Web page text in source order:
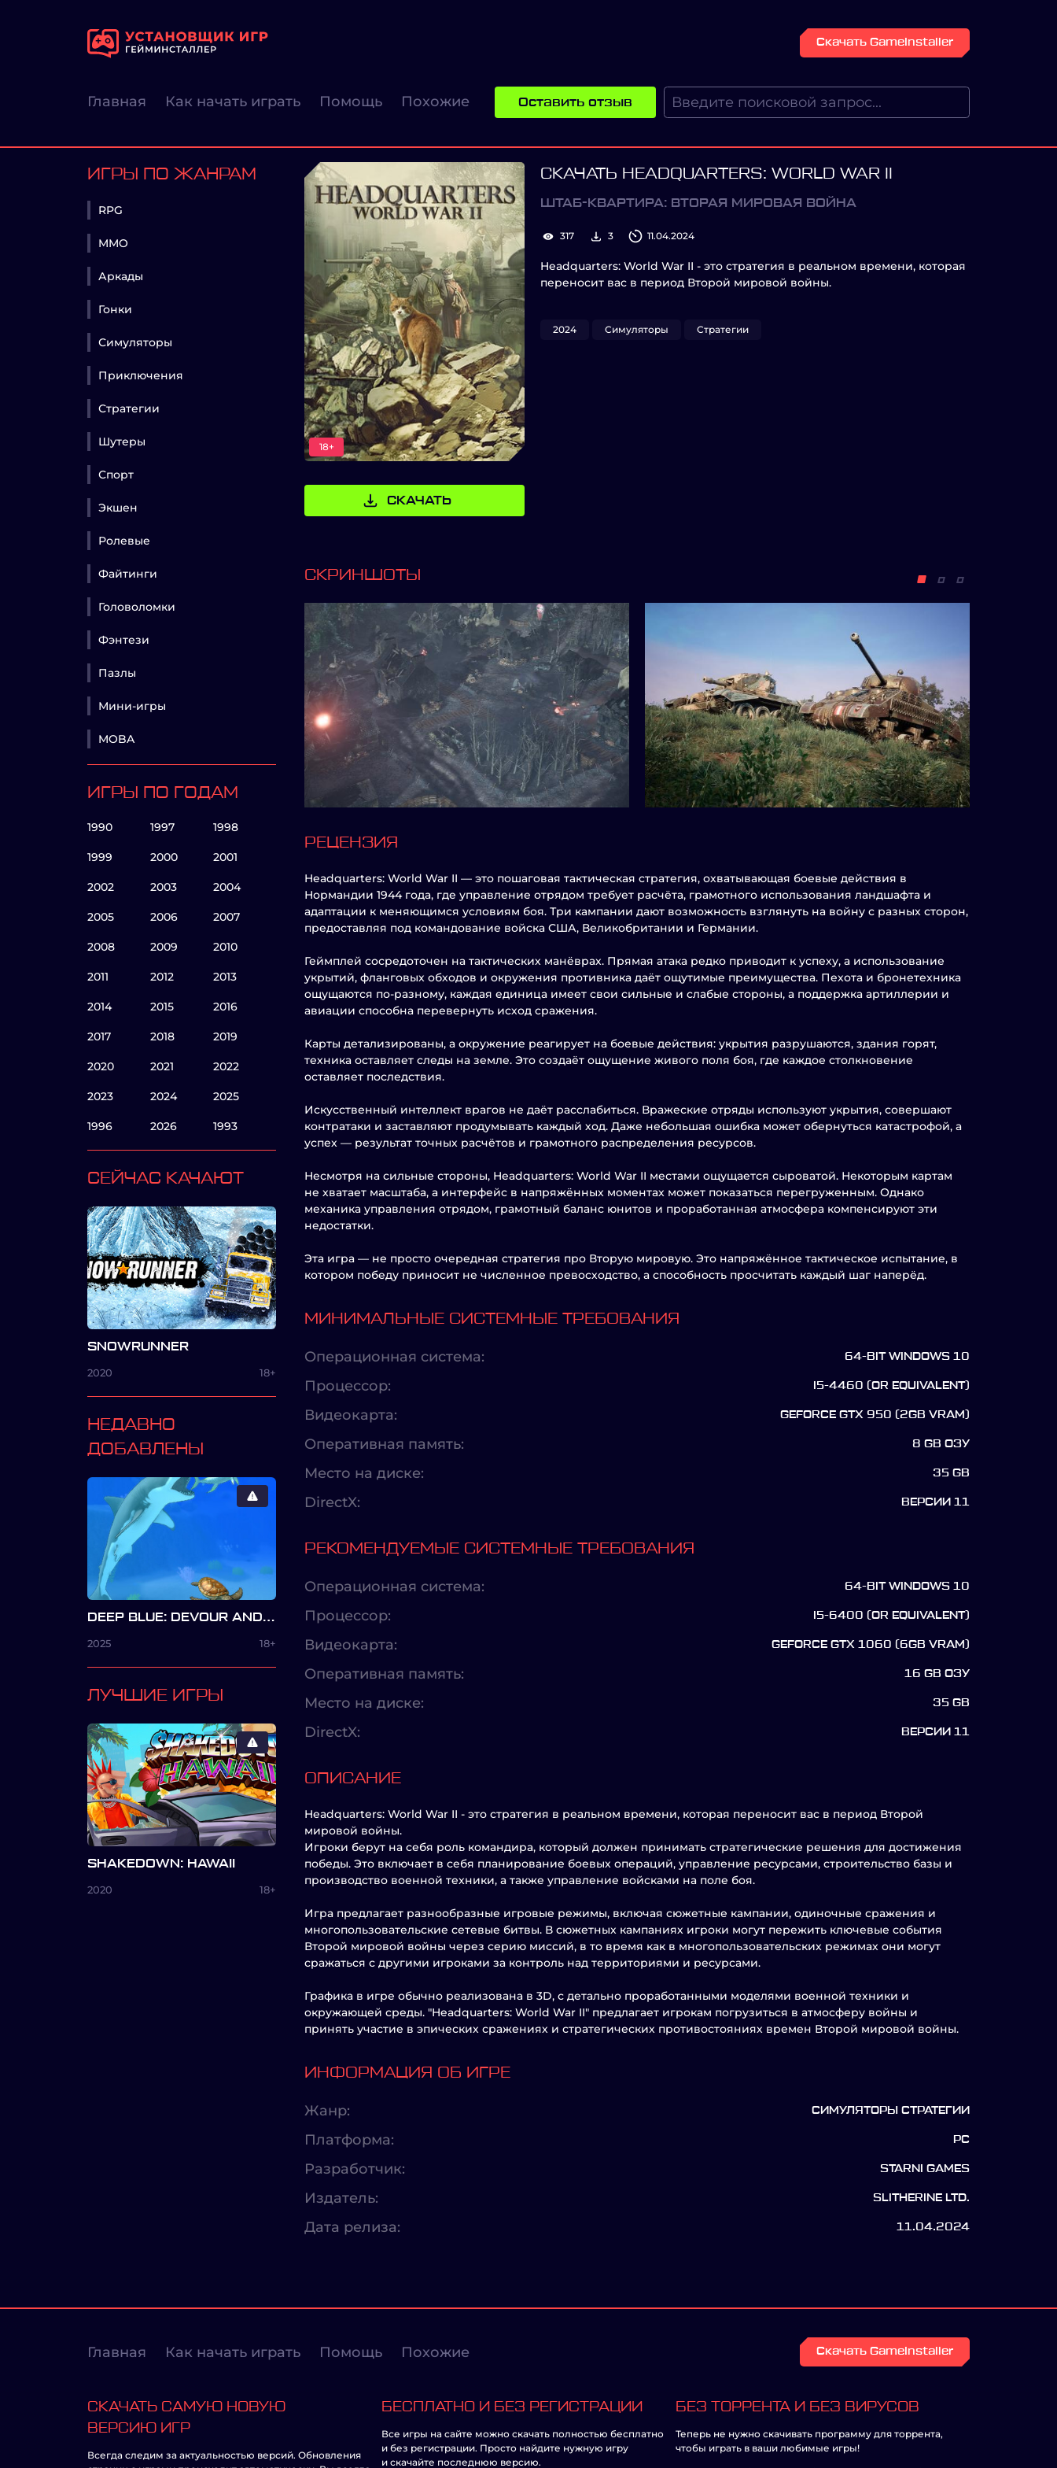
Скачать GameInstaller
Главная Как начать играть Помощь Похожие Оставить отзыв
ИГРЫ ПО ЖАНРАМ
RPG
MMO
Аркады
Гонки
Симуляторы
Приключения
Стратегии
Шутеры
Спорт
Экшен
Ролевые
Файтинги
Головоломки
Фэнтези
Пазлы
Мини-игры
MOBA
ИГРЫ ПО ГОДАМ
1990 1997 1998
1999 2000 2001
2002 2003 2004
2005 2006 2007
2008 2009 2010
2011 2012 2013
2014 2015 2016
2017 2018 2019
2020 2021 2022
2023 2024 2025
1996 2026 1993
СЕЙЧАС КАЧАЮТ
SNOWRUNNER
2020 18+
НЕДАВНО
ДОБАВЛЕНЫ
DEEP BLUE: DEVOUR AND EVOLVE
2025 18+
ЛУЧШИЕ ИГРЫ
SHAKEDOWN: HAWAII
2020 18+
18+
СКАЧАТЬ
СКАЧАТЬ HEADQUARTERS: WORLD WAR II
ШТАБ-КВАРТИРА: ВТОРАЯ МИРОВАЯ ВОЙНА
317 3 11.04.2024
Headquarters: World War II - это стратегия в реальном времени, которая
переносит вас в период Второй мировой войны.
2024 Симуляторы Стратегии
СКРИНШОТЫ
РЕЦЕНЗИЯ
Headquarters: World War II — это пошаговая тактическая стратегия, охватывающая боевые действия в
Нормандии 1944 года, где управление отрядом требует расчёта, грамотного использования ландшафта и
адаптации к меняющимся условиям боя. Три кампании дают возможность взглянуть на войну с разных сторон,
предоставляя под командование войска США, Великобритании и Германии.
Геймплей сосредоточен на тактических манёврах. Прямая атака редко приводит к успеху, а использование
укрытий, фланговых обходов и окружения противника даёт ощутимые преимущества. Пехота и бронетехника
ощущаются по-разному, каждая единица имеет свои сильные и слабые стороны, а поддержка артиллерии и
авиации способна перевернуть исход сражения.
Карты детализированы, а окружение реагирует на боевые действия: укрытия разрушаются, здания горят,
техника оставляет следы на земле. Это создаёт ощущение живого поля боя, где каждое столкновение
оставляет последствия.
Искусственный интеллект врагов не даёт расслабиться. Вражеские отряды используют укрытия, совершают
контратаки и заставляют продумывать каждый ход. Даже небольшая ошибка может обернуться катастрофой, а
успех — результат точных расчётов и грамотного распределения ресурсов.
Несмотря на сильные стороны, Headquarters: World War II местами ощущается сыроватой. Некоторым картам
не хватает масштаба, а интерфейс в напряжённых моментах может показаться перегруженным. Однако
механика управления отрядом, грамотный баланс юнитов и проработанная атмосфера компенсируют эти
недостатки.
Эта игра — не просто очередная стратегия про Вторую мировую. Это напряжённое тактическое испытание, в
котором победу приносит не численное превосходство, а способность просчитать каждый шаг наперёд.
МИНИМАЛЬНЫЕ СИСТЕМНЫЕ ТРЕБОВАНИЯ
Операционная система: 64-BIT WINDOWS 10
Процессор: I5-4460 (OR EQUIVALENT)
Видеокарта: GEFORCE GTX 950 (2GB VRAM)
Оперативная память: 8 GB ОЗУ
Место на диске: 35 GB
DirectX: ВЕРСИИ 11
РЕКОМЕНДУЕМЫЕ СИСТЕМНЫЕ ТРЕБОВАНИЯ
Операционная система: 64-BIT WINDOWS 10
Процессор: I5-6400 (OR EQUIVALENT)
Видеокарта: GEFORCE GTX 1060 (6GB VRAM)
Оперативная память: 16 GB ОЗУ
Место на диске: 35 GB
DirectX: ВЕРСИИ 11
ОПИСАНИЕ
Headquarters: World War II - это стратегия в реальном времени, которая переносит вас в период Второй
мировой войны.
Игроки берут на себя роль командира, который должен принимать стратегические решения для достижения
победы. Это включает в себя планирование боевых операций, управление ресурсами, строительство базы и
производство военной техники, а также управление войсками на поле боя.
Игра предлагает разнообразные игровые режимы, включая сюжетные кампании, одиночные сражения и
многопользовательские сетевые битвы. В сюжетных кампаниях игроки могут пережить ключевые события
Второй мировой войны через серию миссий, в то время как в многопользовательских режимах они могут
сражаться с другими игроками за контроль над территориями и ресурсами.
Графика в игре обычно реализована в 3D, с детально проработанными моделями военной техники и
окружающей среды. "Headquarters: World War II" предлагает игрокам погрузиться в атмосферу войны и
принять участие в эпических сражениях и стратегических противостояниях времен Второй мировой войны.
ИНФОРМАЦИЯ ОБ ИГРЕ
Жанр: СИМУЛЯТОРЫ СТРАТЕГИИ
Платформа: PC
Разработчик: STARNI GAMES
Издатель: SLITHERINE LTD.
Дата релиза: 11.04.2024
Главная Как начать играть Помощь Похожие Скачать GameInstaller
СКАЧАТЬ САМУЮ НОВУЮ
ВЕРСИЮ ИГР
Всегда следим за актуальностью версий. Обновления
БЕСПЛАТНО И БЕЗ РЕГИСТРАЦИИ
Все игры на сайте можно скачать полностью бесплатно
и без регистрации. Просто найдите нужную игру
и скачайте последнюю версию.
БЕЗ ТОРРЕНТА И БЕЗ ВИРУСОВ
Теперь не нужно скачивать программу для торрента,
чтобы играть в ваши любимые игры!